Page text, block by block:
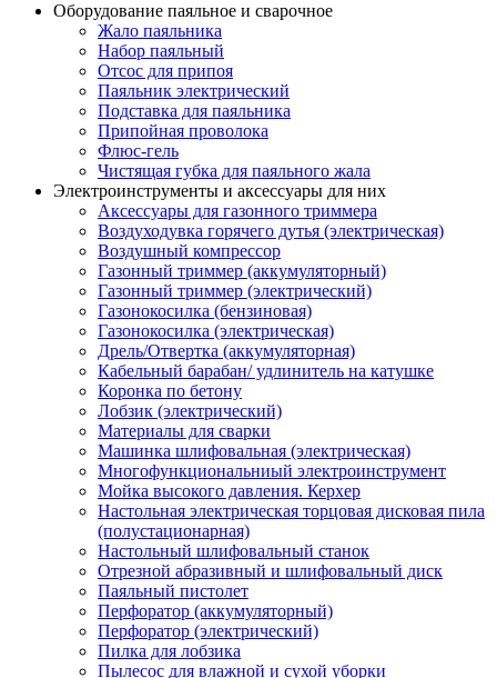
Оборудование паяльное и сварочное
Жало паяльника
Набор паяльный
Отсос для припоя
Паяльник электрический
Подставка для паяльника
Припойная проволока
Флюс-гель
Чистящая губка для паяльного жала
Электроинструменты и аксессуары для них
Аксессуары для газонного триммера
Воздуходувка горячего дутья (электрическая)
Воздушный компрессор
Газонный триммер (аккумуляторный)
Газонный триммер (электрический)
Газонокосилка (бензиновая)
Газонокосилка (электрическая)
Дрель/Отвертка (аккумуляторная)
Кабельный барабан/ удлинитель на катушке
Коронка по бетону
Лобзик (электрический)
Материалы для сварки
Машинка шлифовальная (электрическая)
Многофункциональниый электроинструмент
Мойка высокого давления. Керхер
Настольная электрическая торцовая дисковая пила
(полустационарная)
Настольный шлифовальный станок
Отрезной абразивный и шлифовальный диск
Паяльный пистолет
Перфоратор (аккумуляторный)
Перфоратор (электрический)
Пилка для лобзика
Пылесос для влажной и сухой уборки